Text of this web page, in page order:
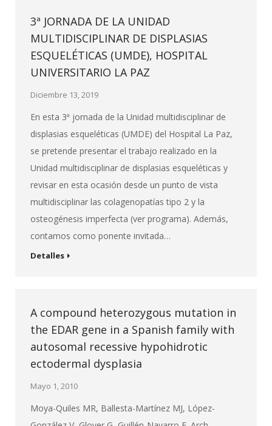
3ª JORNADA DE LA UNIDAD
MULTIDISCIPLINAR DE DISPLASIAS
ESQUELÉTICAS (UMDE), HOSPITAL
UNIVERSITARIO LA PAZ
Diciembre 13, 2019
En esta 3ª jornada de la Unidad multidisciplinar de
displasias esqueléticas (UMDE) del Hospital La Paz,
se pretende presentar el trabajo realizado en la
Unidad multidisciplinar de displasias esqueléticas y
revisar en esta ocasión desde un punto de vista
multidisciplinar las colagenopatías tipo 2 y la
osteogénesis imperfecta (ver programa). Además,
contamos como ponente invitada…
Detalles
A compound heterozygous mutation in
the EDAR gene in a Spanish family with
autosomal recessive hypohidrotic
ectodermal dysplasia
Mayo 1, 2010
Moya-Quiles MR, Ballesta-Martínez MJ, López-